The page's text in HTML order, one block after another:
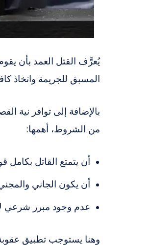
يُعرَّف القتل العمد بأن
المسبق للجريمة واتخاذ
بالإضافة إلى توافر نية
من الشروط، أهمها:
أن يتمتع القاتل بكامل
أن يكون الجاني
عدم وجود مبرر شرعي
وهنا يستوجب تطبيق